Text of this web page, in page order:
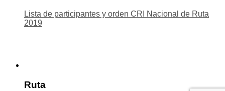
Lista de participantes y orden CRI Nacional de Ruta
2019
Ruta